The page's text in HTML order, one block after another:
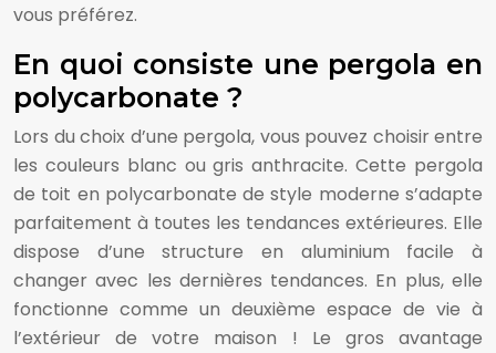
vous préférez.
En quoi consiste une pergola en
polycarbonate ?
Lors du choix d’une pergola, vous pouvez choisir entre
les couleurs blanc ou gris anthracite. Cette pergola
de toit en polycarbonate de style moderne s’adapte
parfaitement à toutes les tendances extérieures. Elle
dispose d’une structure en aluminium facile à
changer avec les dernières tendances. En plus, elle
fonctionne comme un deuxième espace de vie à
l’extérieur de votre maison ! Le gros avantage